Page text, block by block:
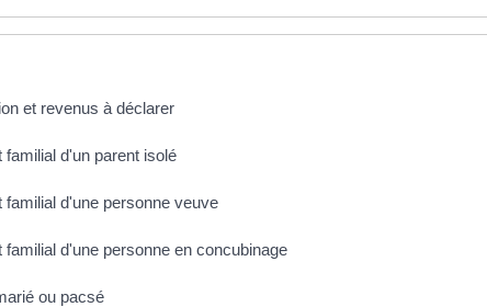
et revenus à déclarer
d'un parent isolé
d'une personne veuve
d'une personne en concubinage
ou pacsé